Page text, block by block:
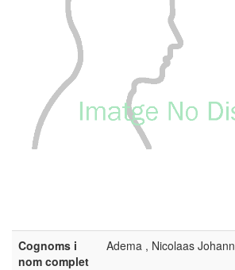
Cognoms i
nom complet
Adema , Nicolaas